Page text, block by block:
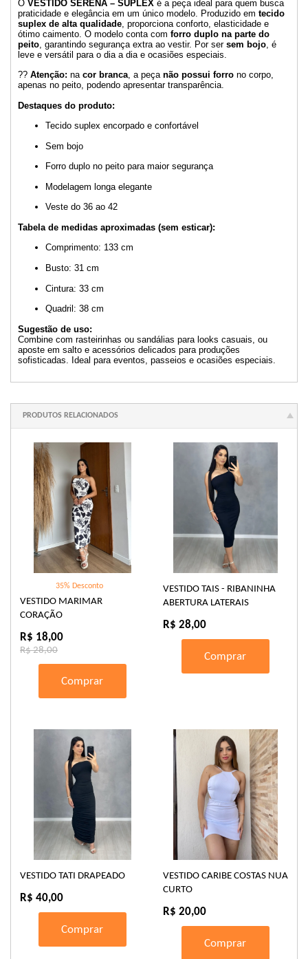
O VESTIDO SERENA – SUPLEX é a peça ideal para quem busca
praticidade e elegância em um único modelo. Produzido em tecido
suplex de alta qualidade , proporciona conforto, elasticidade e
ótimo caimento. O modelo conta com forro duplo na parte do
peito , garantindo segurança extra ao vestir. Por ser sem bojo , é
leve e versátil para o dia a dia e ocasiões especiais.
?? Atenção: na cor branca, a peça não possui forro no corpo,
apenas no peito, podendo apresentar transparência.
Destaques do produto:
Tecido suplex encorpado e confortável
Sem bojo
Forro duplo no peito para maior segurança
Modelagem longa elegante
Veste do 36 ao 42
Tabela de medidas aproximadas (sem esticar):
Comprimento: 133 cm
Busto: 31 cm
Cintura: 33 cm
Quadril: 38 cm
Sugestão de uso:
Combine com rasteirinhas ou sandálias para looks casuais, ou
aposte em salto e acessórios delicados para produções
sofisticadas. Ideal para eventos, passeios e ocasiões especiais.
PRODUTOS RELACIONADOS
35% Desconto
VESTIDO MARIMAR
CORAÇÃO
R$ 18,00
R$ 28,00
Comprar
VESTIDO TAIS - RIBANINHA
ABERTURA LATERAIS
R$ 28,00
Comprar
VESTIDO TATI DRAPEADO
R$ 40,00
Comprar
VESTIDO CARIBE COSTAS NUA
CURTO
R$ 20,00
Comprar